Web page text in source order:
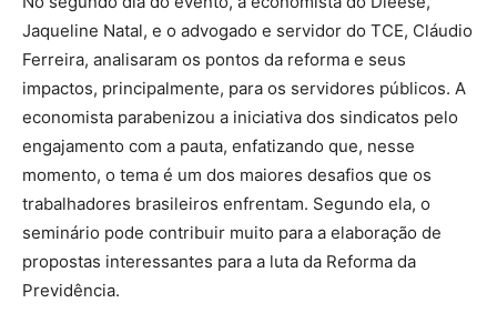
Jaqueline Natal, e o advogado e servidor do TCE, Cláudio
Ferreira, analisaram os pontos da reforma e seus
impactos, principalmente, para os servidores públicos. A
economista parabenizou a iniciativa dos sindicatos pelo
engajamento com a pauta, enfatizando que, nesse
momento, o tema é um dos maiores desafios que os
trabalhadores brasileiros enfrentam. Segundo ela, o
seminário pode contribuir muito para a elaboração de
propostas interessantes para a luta da Reforma da
Previdência.